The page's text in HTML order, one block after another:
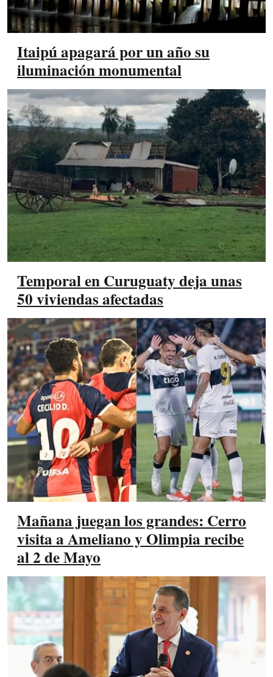
Itaipú apagará por un año su
iluminación monumental
Temporal en Curuguaty deja unas
50 viviendas afectadas
Mañana juegan los grandes: Cerro
visita a Ameliano y Olimpia recibe
al 2 de Mayo